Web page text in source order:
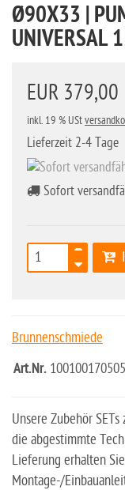
Ø90X33 |
UNIVERSAL
EUR 379,00
inkl. 19 % USt
Lieferzeit 2-4 Tage
Sofort
Brunnenschmiede
Art.Nr.
Unsere Zubehör
die abgestimmte
Lieferung erhalten
Montage-/